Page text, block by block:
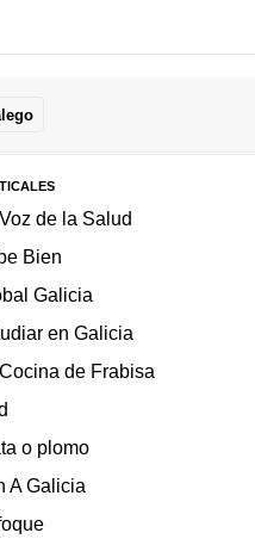
de la Salud
Bien
Galicia
en Galicia
de Frabisa
o plomo
A Galicia